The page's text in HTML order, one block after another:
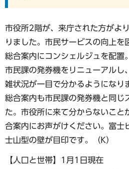
市役所2階が、来庁された方がよ
りました。市民サービスの向上
総合案内にコンシェルジュを配置
市民課の発券機をリニューアルし
雑状況が一目で分かるようになり
総合案内も市民課の発券機と同じ
た。市役所に来て分からないこと
合案内にお声がけください。富士
士山型の壁が目印です。（K）
【人口と世帯】1月1日現在